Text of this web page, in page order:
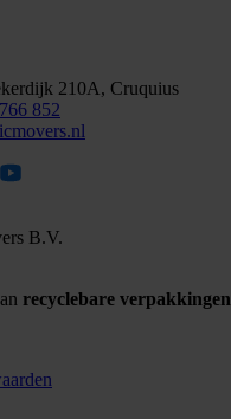
210A, Cruquius
852
B.V.
recyclebare verpakkingen